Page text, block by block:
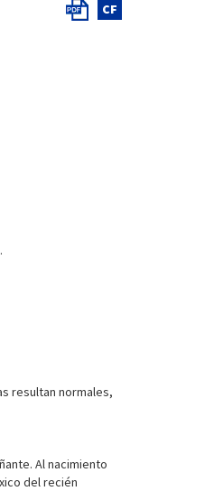
CF
resultan normales,
Al nacimiento
del recién